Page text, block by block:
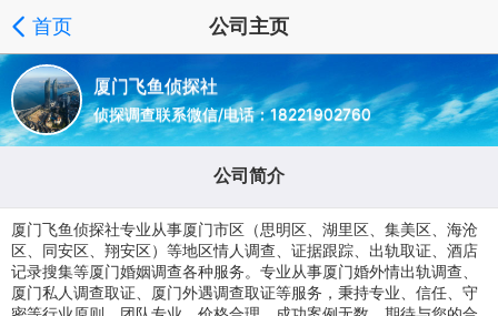
首页 公司主页
厦门飞鱼侦探社
侦探调查联系微信/电话：18221902760
公司简介
厦门飞鱼侦探社专业从事厦门市区（思明区、湖里区、集美区、海沧
区、同安区、翔安区）等地区情人调查、证据跟踪、出轨取证、酒店
记录搜集等厦门婚姻调查各种服务。专业从事厦门婚外情出轨调查、
厦门私人调查取证、厦门外遇调查取证等服务，秉持专业、信任、守